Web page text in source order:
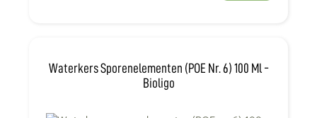
Waterkers Sporenelementen (POE Nr. 6) 100 Ml -
Bioligo